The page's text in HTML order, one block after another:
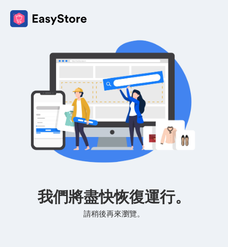
我們將盡快恢復運行。
請稍後再來瀏覽。